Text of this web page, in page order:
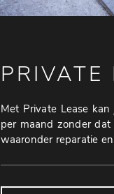
PRIVATE
Met Private Lease
per maand zonder
waaronder reparatie